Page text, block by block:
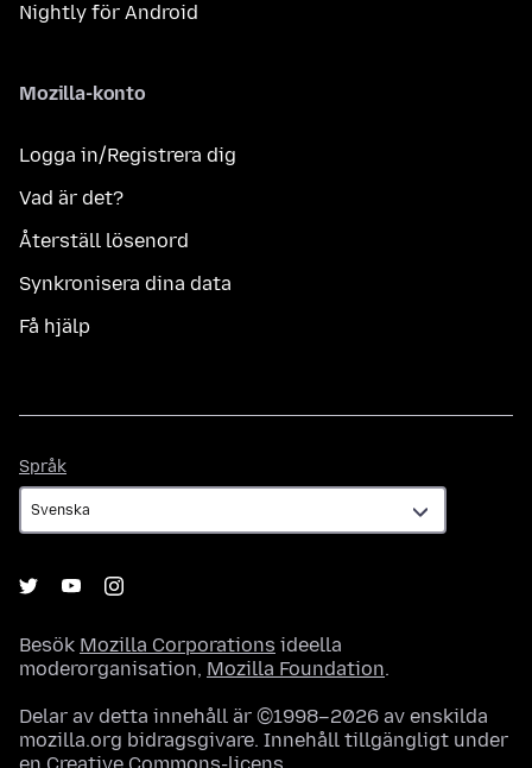
Nightly för Android
Mozilla-konto
Logga in/Registrera dig
Vad är det?
Återställ lösenord
Synkronisera dina data
Få hjälp
Språk
Besök Mozilla Corporations ideella
moderorganisation, Mozilla Foundation.
Delar av detta innehåll är ©1998–2026 av enskilda
mozilla.org bidragsgivare. Innehåll tillgängligt under